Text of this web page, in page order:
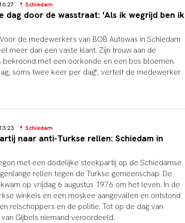
Schiedam
dag door de wasstraat: 'Als ik wegrijd ben ik
de medewerkers van BOB Autowas in Schiedam
meer dan een vaste klant. Zijn trouw aan de
bekroond met een oorkonde en een bos bloemen.
soms twee keer per dag", vertelt de medewerker
Schiedam
naar anti-Turkse rellen: Schiedam in
met een dodelijke steekpartij op de Schiedamse
rellen tegen de Turkse gemeenschap. De
op vrijdag 6 augustus 1976 om het leven. In de
winkels en een moskee aangevallen en ontstond
relschoppers en de politie. Tot op de dag van
Gijbels niemand veroordeeld.